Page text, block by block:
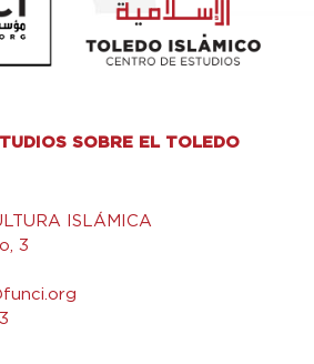
SOBRE EL TOLEDO
ISLÁMICA
3